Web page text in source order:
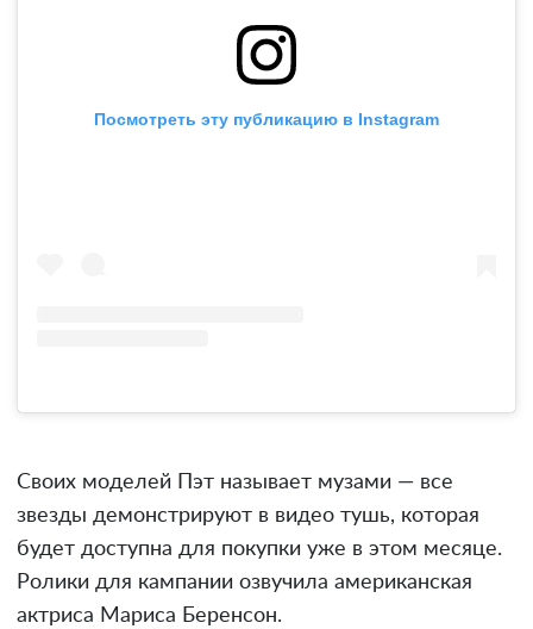
Посмотреть эту публикацию в Instagram
Своих моделей Пэт называет музами — все
звезды демонстрируют в видео тушь, которая
будет доступна для покупки уже в этом месяце.
Ролики для кампании озвучила американская
актриса Мариса Беренсон.